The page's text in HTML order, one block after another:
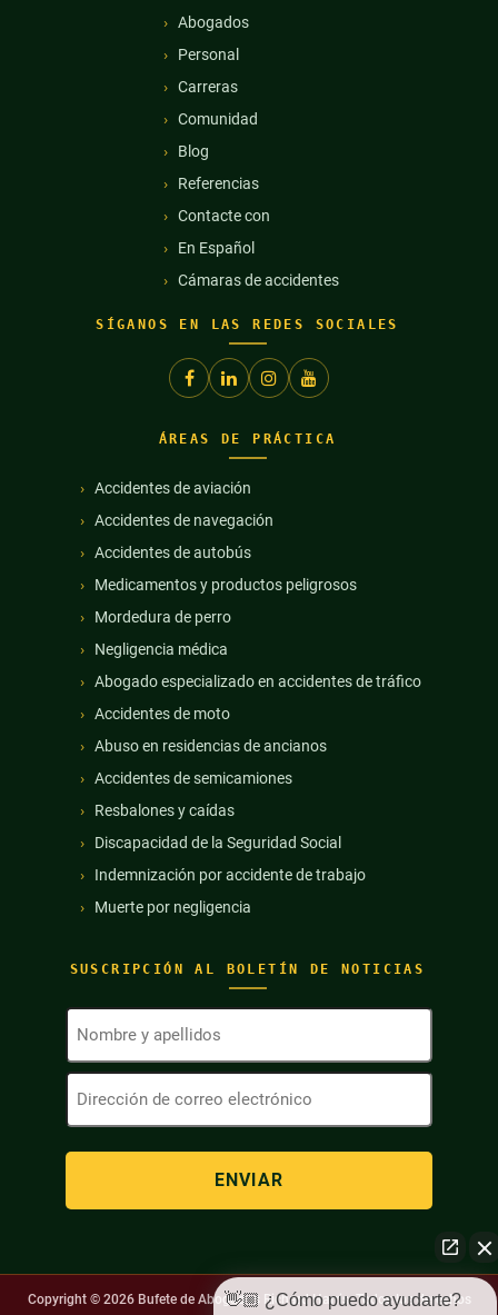
Abogados
Personal
Carreras
Comunidad
Blog
Referencias
Contacte con
En Español
Cámaras de accidentes
SÍGANOS EN LAS REDES SOCIALES
SUSCRIPCIÓN AL BOLETÍN DE NOTICIAS
Nombre
apellidos
Dirección
de
correo
ÁREAS DE PRÁCTICA
Accidentes de aviación
Accidentes de navegación
Accidentes de autobús
Medicamentos y productos peligrosos
Mordedura de perro
Negligencia médica
Abogado especializado en accidentes de tráfico
Accidentes de moto
Abuso en residencias de ancianos
Accidentes de semicamiones
Resbalones y caídas
Discapacidad de la Seguridad Social
Indemnización por accidente de trabajo
Muerte por negligencia
Copyright © 2026Bufete de Abogados Richard Harris. Todos los derechos
👋🏼 ¿Cómo puedo ayudarte?